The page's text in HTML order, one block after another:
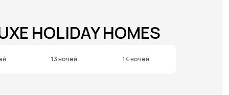
HOLIDAY HOMES
13 ночей 14 ночей